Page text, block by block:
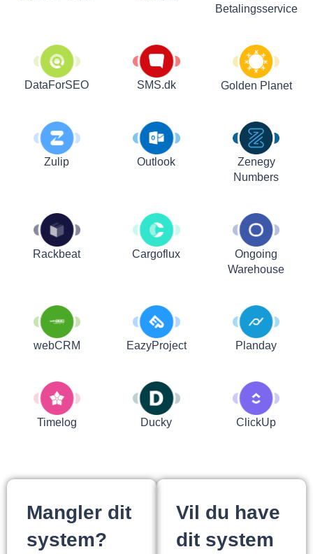
Betalingsservice
DataForSEO SMS.dk Golden Planet
Zulip Outlook
Zenegy
Numbers
Rackbeat Cargoflux
Ongoing
Warehouse
webCRM EazyProject Planday
Timelog Ducky ClickUp
Mangler dit
system?
Vil du have
dit system